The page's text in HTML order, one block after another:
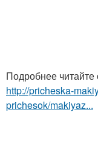
Подробнее
http://pricheska-
prichesok/makiyaz...